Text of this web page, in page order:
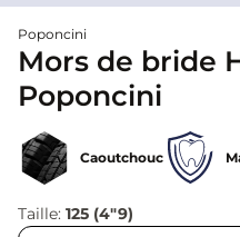
Poponcini
Mors de bride
Poponcini
Caoutchouc
Taille: 125 (4"9)